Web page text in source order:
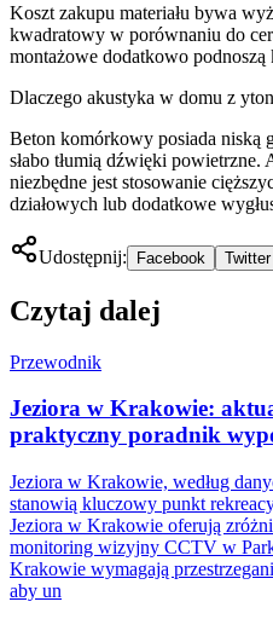
Koszt zakupu materiału bywa
kwadratowy w porównaniu do
montażowe dodatkowo podnoszą
Dlaczego akustyka w domu z
Beton komórkowy posiada niską
słabo tłumią dźwięki
niezbędne jest stosowanie
działowych lub dodatkowe
Udostępnij: Facebook Twitter
Czytaj dalej
Przewodnik
Jeziora w Krakowie:
praktyczny poradnik
Jeziora w Krakowie, według
stanowią kluczowy punkt
Jeziora w Krakowie oferują
monitoring wizyjny CCTV w
Krakowie wymagają
aby un